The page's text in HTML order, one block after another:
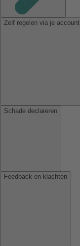
Zelf regelen via je account
Schade declareren
Feedback en klachten